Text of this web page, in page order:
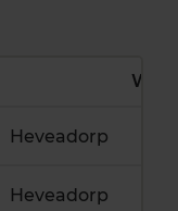
U
V
Wijk
Heveadorp
Heveadorp